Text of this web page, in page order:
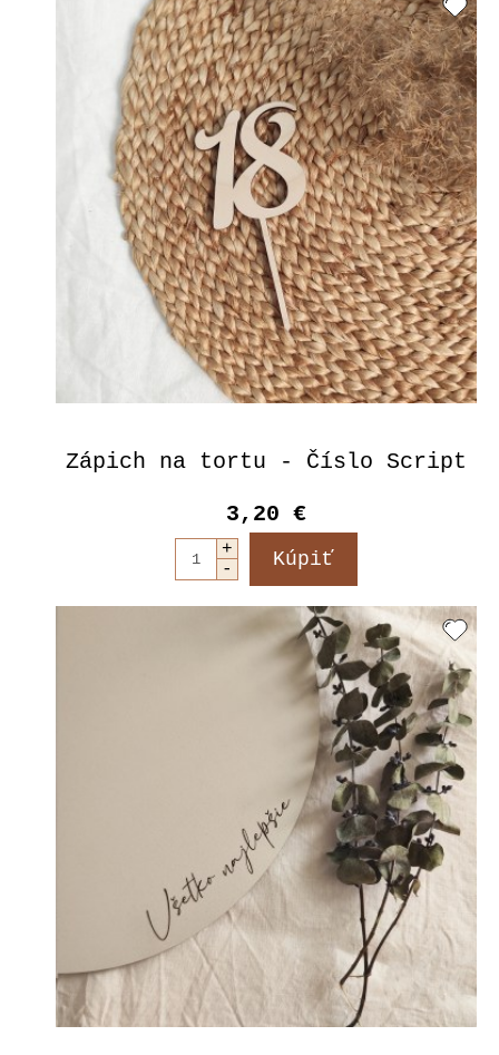
Zápich na tortu - Číslo Script
3,20 €